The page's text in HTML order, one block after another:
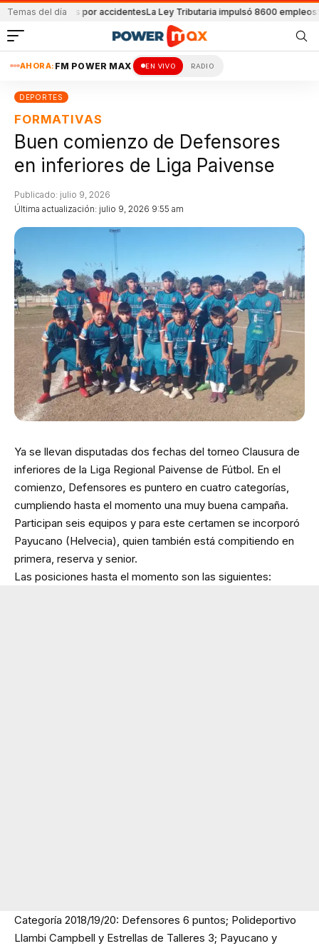
Temas del día
muertes por accidentesLa Ley Tributaria impulsó 8600 empleosSe
AHORA: FM POWER MAX EN VIVO RADIO
DEPORTES
FORMATIVAS
Buen comienzo de Defensores
en inferiores de Liga Paivense
Última actualización: julio 9, 2026 9:55 am
Publicado: julio 9, 2026
Ya se llevan disputadas dos fechas del torneo Clausura de
inferiores de la Liga Regional Paivense de Fútbol. En el
comienzo, Defensores es puntero en cuatro categorías,
cumpliendo hasta el momento una muy buena campaña.
Participan seis equipos y para este certamen se incorporó
Payucano (Helvecia), quien también está compitiendo en
primera, reserva y senior.
Las posiciones hasta el momento son las siguientes:
Categoría 2018/19/20: Defensores 6 puntos; Polideportivo
Llambi Campbell y Estrellas de Talleres 3; Payucano y